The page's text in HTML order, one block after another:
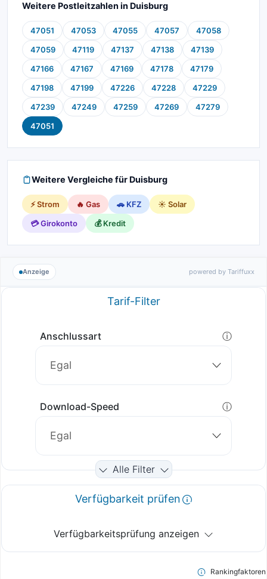
Weitere Postleitzahlen in Duisburg
47051 47053 47055 47057
47058
47059
47119 47137 47138
47139
47166
47167 47169 47178
47179
47198
47199 47226 47228
47229
47239
47249 47259 47269
47279
47051
Weitere Vergleiche für Duisburg
⚡ Strom 🔥 Gas 🚗 KFZ
☀️ Solar
💳 Girokonto
💰 Kredit
Anzeige powered by Tariffuxx